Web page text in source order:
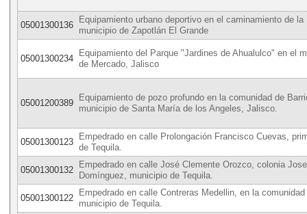
05001300136
Equipamiento urbano deportivo en el caminamiento de la
municipio de Zapotlán El Grande
05001300234
Equipamiento del Parque "Jardines de Ahualulco" en el
de Mercado, Jalisco
05001200389
Equipamiento de pozo profundo en la comunidad de
municipio de Santa María de los Angeles, Jalisco.
05001300123
Empedrado en calle Prolongación Francisco Cuevas,
de Tequila.
05001300132
Empedrado en calle José Clemente Orozco, colonia
Domínguez, municipio de Tequila.
05001300122
Empedrado en calle Contreras Medellin, en la
municipio de Tequila.